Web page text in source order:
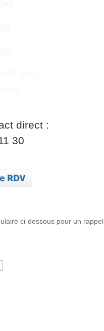
direct :
30
ci-dessous pour un rappel.